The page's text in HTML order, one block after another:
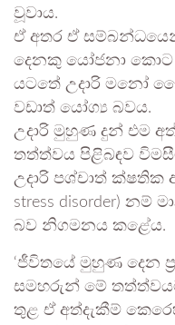
වූවාය.
ඒ අතර ඒ
දෙනකු යෝජනා
යටතේ උදාරි මනෝ
වඩාත් යෝග්‍ය බවය.
උදාරි මුහුණ දුන් එම
තත්ත්වය පිළිබඳව
උදාරි පශ්චාත් ක්ෂතික
stress disorder)
බව නිගමනය කළේය.
‘ජීවිතයේ මුහුණ දෙන
සමහරුන් මේ
තුළ ඒ අත්දැකීම්